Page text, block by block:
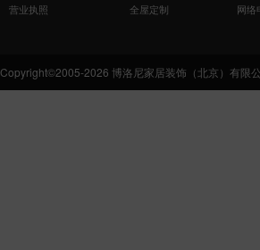
营业执照
全屋定制
网络
Copyright©2005-2026 博洛尼家居装饰（北京）有限